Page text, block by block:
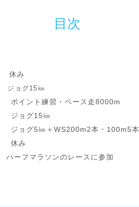
目次
休み
ジョグ15㎞
ポイント練習・ペース走8000m
ジョグ15㎞
ジョグ5㎞＋WS200m2本・100m5本
休み
ーフマラソンのレースに参加